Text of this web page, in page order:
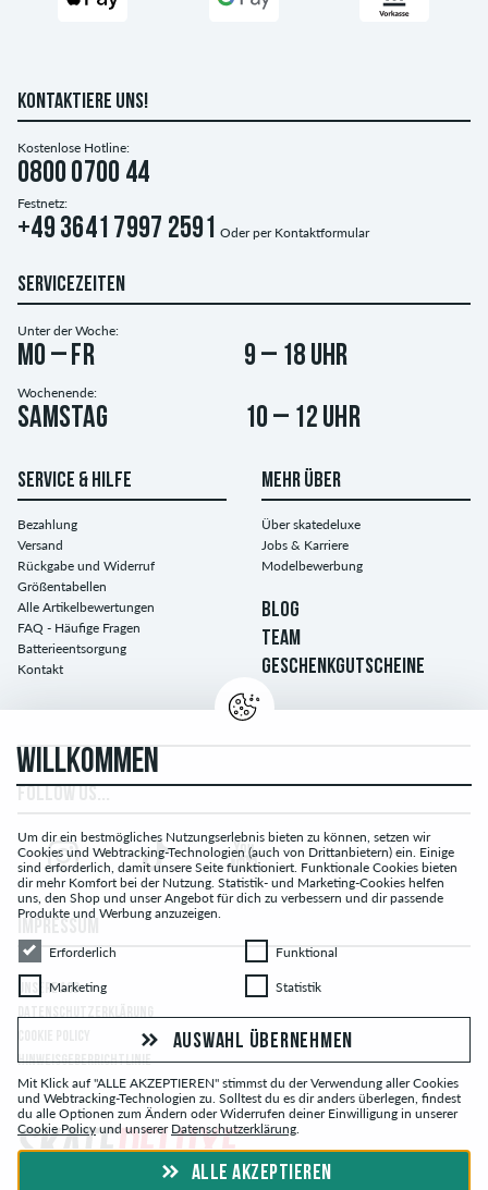
KONTAKTIERE UNS!
Kostenlose Hotline:
0800 0700 44
Festnetz:
+49 3641 7997 2591 Oder per Kontaktformular
SERVICEZEITEN
Unter der Woche:
Mo – Fr 9 – 18 Uhr
Wochenende:
Samstag 10 – 12 Uhr
SERVICE & HILFE
Bezahlung
Versand
Rückgabe und Widerruf
Größentabellen
Alle Artikelbewertungen
FAQ - Häufige Fragen
Batterieentsorgung
Kontakt
MEHR ÜBER
Über skatedeluxe
Jobs & Karriere
Modelbewerbung
BLOG
TEAM
GESCHENKGUTSCHEINE
UNSERE AGB
DATENSCHUTZERKLÄRUNG
HINWEISGEBERRICHTLINIE
WILLKOMMEN
Um dir ein bestmögliches Nutzungserlebnis bieten zu können, setzen wir
Cookies und Webtracking-Technologien (auch von Drittanbietern) ein. Einige
sind erforderlich, damit unsere Seite funktioniert. Funktionale Cookies bieten
dir mehr Komfort bei der Nutzung. Statistik- und Marketing-Cookies helfen
uns, den Shop und unser Angebot für dich zu verbessern und dir passende
Produkte und Werbung anzuzeigen.
Erforderlich
Erforderlich FunktionalFunktional
MarketingMarketing StatistikStatistik
AUSWAHL ÜBERNEHMEN
Mit Klick auf "ALLE AKZEPTIEREN" stimmst du der Verwendung aller Cookies
und Webtracking-Technologien zu. Solltest du es dir anders überlegen, findest
du alle Optionen zum Ändern oder Widerrufen deiner Einwilligung in unserer
Cookie Policy und unserer Datenschutzerklärung.
ALLE AKZEPTIEREN